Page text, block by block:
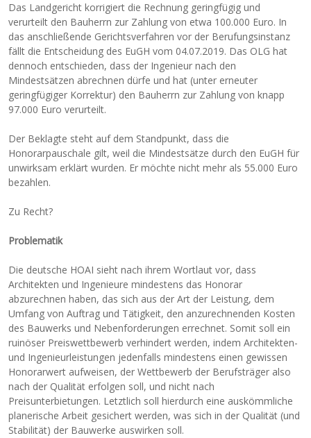
Das Landgericht korrigiert die Rechnung geringfügig und
verurteilt den Bauherrn zur Zahlung von etwa 100.000 Euro. In
das anschließende Gerichtsverfahren vor der Berufungsinstanz
fällt die Entscheidung des EuGH vom 04.07.2019. Das OLG hat
dennoch entschieden, dass der Ingenieur nach den
Mindestsätzen abrechnen dürfe und hat (unter erneuter
geringfügiger Korrektur) den Bauherrn zur Zahlung von knapp
97.000 Euro verurteilt.
Der Beklagte steht auf dem Standpunkt, dass die
Honorarpauschale gilt, weil die Mindestsätze durch den EuGH für
unwirksam erklärt wurden. Er möchte nicht mehr als 55.000 Euro
bezahlen.
Zu Recht?
Problematik
Die deutsche HOAI sieht nach ihrem Wortlaut vor, dass
Architekten und Ingenieure mindestens das Honorar
abzurechnen haben, das sich aus der Art der Leistung, dem
Umfang von Auftrag und Tätigkeit, den anzurechnenden Kosten
des Bauwerks und Nebenforderungen errechnet. Somit soll ein
ruinöser Preiswettbewerb verhindert werden, indem Architekten-
und Ingenieurleistungen jedenfalls mindestens einen gewissen
Honorarwert aufweisen, der Wettbewerb der Berufsträger also
nach der Qualität erfolgen soll, und nicht nach
Preisunterbietungen. Letztlich soll hierdurch eine auskömmliche
planerische Arbeit gesichert werden, was sich in der Qualität (und
Stabilität) der Bauwerke auswirken soll.